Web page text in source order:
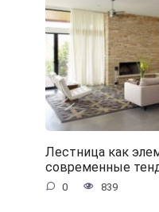
Лестница как
современные
0 839